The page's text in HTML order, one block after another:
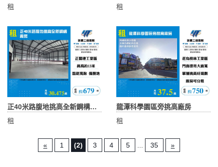
租
租
正40米路腹地挑高全新鋼構廠房
租
龍潭科學園區旁挑高廠房
租
« 1 (2) 3 4 5 35 »